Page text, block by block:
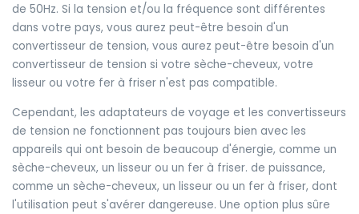
de 50Hz. Si la tension et/ou la fréquence sont différentes
dans votre pays, vous aurez peut-être besoin d'un
convertisseur de tension, vous aurez peut-être besoin d'un
convertisseur de tension si votre sèche-cheveux, votre
lisseur ou votre fer à friser n'est pas compatible.
Cependant, les adaptateurs de voyage et les convertisseurs
de tension ne fonctionnent pas toujours bien avec les
appareils qui ont besoin de beaucoup d'énergie, comme un
sèche-cheveux, un lisseur ou un fer à friser. de puissance,
comme un sèche-cheveux, un lisseur ou un fer à friser, dont
l'utilisation peut s'avérer dangereuse. Une option plus sûre